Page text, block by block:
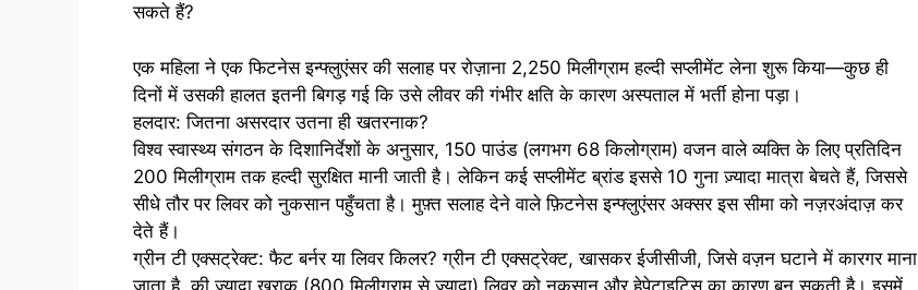
सकते हैं?
एक महिला ने एक फिटनेस इन्फ्लुएंसर की सलाह पर रोज़ाना 2,250 मिलीग्राम हल्दी सप्लीमेंट लेना शुरू किया—कुछ ही
दिनों में उसकी हालत इतनी बिगड़ गई कि उसे लीवर की गंभीर क्षति के कारण अस्पताल में भर्ती होना पड़ा।
हलदार: जितना असरदार उतना ही खतरनाक?
विश्व स्वास्थ्य संगठन के दिशानिर्देशों के अनुसार, 150 पाउंड (लगभग 68 किलोग्राम) वजन वाले व्यक्ति के लिए प्रतिदिन
200 मिलीग्राम तक हल्दी सुरक्षित मानी जाती है। लेकिन कई सप्लीमेंट ब्रांड इससे 10 गुना ज़्यादा मात्रा बेचते हैं, जिससे
सीधे तौर पर लिवर को नुकसान पहुँचता है। मुफ़्त सलाह देने वाले फ़िटनेस इन्फ्लुएंसर अक्सर इस सीमा को नज़रअंदाज़ कर
देते हैं।
ग्रीन टी एक्सट्रेक्ट: फैट बर्नर या लिवर किलर? ग्रीन टी एक्सट्रेक्ट, खासकर ईजीसीजी, जिसे वज़न घटाने में कारगर माना
जाता है, की ज़्यादा खुराक (800 मिलीग्राम से ज़्यादा) लिवर को नुकसान और हेपेटाइटिस का कारण बन सकती है। इसमें